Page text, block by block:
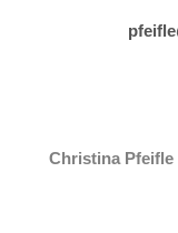
Christina Pfeifle